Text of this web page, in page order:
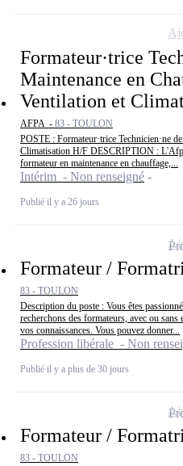
Formateur·trice
Maintenance en
Ventilation et
AFPA - 83 - TOULON
POSTE : Formateur·trice Technicien·ne
Climatisation H/F DESCRIPTION :
formateur en maintenance en chauffage,...
Intérim - Non renseigné
Publié il y a 26 jours
Formateur /
83 - TOULON
Description du poste : Vous êtes
recherchons des formateurs, avec ou
vos connaissances. Vous pouvez donner...
Profession libérale - Non
Publié il y a plus de 30 jours
Formateur /
83 - TOULON